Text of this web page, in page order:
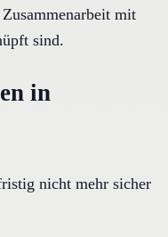
mit
sind.
in
nicht mehr sicher